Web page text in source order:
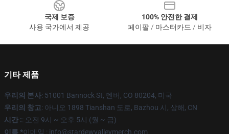
국제 보증
사용 국가에서 제공
100% 안전한 결제
페이팔 / 마스터카드 / 비자
기타 제품
우리의 본사: 51001 Bannock St, 덴버, CO 80204, 미국
우리의 창고: 아니오 1898 Tianshan 도로, Bazhou 시, 상해, CN
시간 :: 오전 9시 ~ 오후 5시 (월 ~ 금)
이름 *이메일 : info@stardewvalleymerch.com